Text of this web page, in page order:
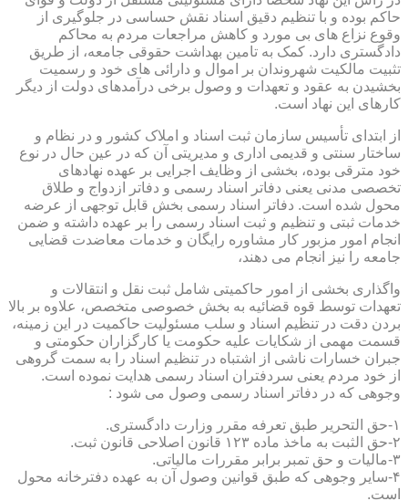
حاکم بوده و با تنظیم دقیق اسناد نقش حساسی در جلوگیری از
وقوع نزاع های بی مورد و کاهش مراجعات مردم به محاکم
دادگستری دارد. کمک به تامین بهداشت حقوقی جامعه، از طریق
تثبیت مالکیت شهروندان بر اموال و دارائی های خود و رسمیت
بخشیدن به عقود و تعهدات و وصول برخی درآمدهای دولت از دیگر
کارهای این نهاد است.
از ابتدای تأسیس سازمان ثبت اسناد و املاک کشور و در نظام و
ساختار سنتی و قدیمی اداری و مدیریتی آن که در عین حال در نوع
خود مترقی بوده، بخشی از وظایف اجرایی بر عهده نهادهای
تخصصی مدنی یعنی دفاتر اسناد رسمی و دفاتر ازدواج و طلاق
محول شده است. دفاتر اسناد رسمی بخش قابل توجهی از عرضه
خدمات ثبتی و تنظیم و ثبت اسناد رسمی را بر عهده داشته و ضمن
انجام امور مزبور کار مشاوره رایگان و خدمات معاضدت قضایی
جامعه را نیز انجام می دهند،
واگذاری بخشی از امور حاکمیتی شامل ثبت نقل و انتقالات و
تعهدات توسط قوه قضائیه به بخش خصوصی متخصص، علاوه بر بالا
بردن دقت در تنظیم اسناد و سلب مسئولیت حاکمیت در این زمینه،
قسمت مهمی از شکایات علیه حکومت یا کارگزاران حکومتی و
جبران خسارات ناشی از اشتباه در تنظیم اسناد را به سمت گروهی
از خود مردم یعنی سردفتران اسناد رسمی هدایت نموده است.
وجوهی که در دفاتر اسناد رسمی وصول می شود :
۱-حق التحریر طبق تعرفه مقرر وزارت دادگستری.
۲-حق الثبت به ماخذ ماده ۱۲۳ قانون اصلاحی قانون ثبت.
۳-مالیات و حق تمبر برابر مقررات مالیاتی.
۴-سایر وجوهی که طبق قوانین وصول آن به عهده دفترخانه محول
است.